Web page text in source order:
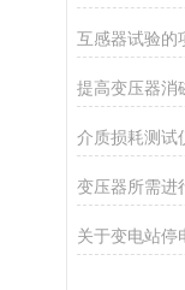
互感器试验的
提高变压器消
变压器所需进
关于变电站停